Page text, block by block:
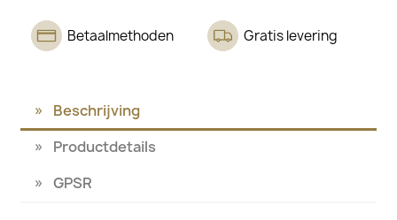
Betaalmethoden Gratis levering
Beschrijving
Productdetails
GPSR